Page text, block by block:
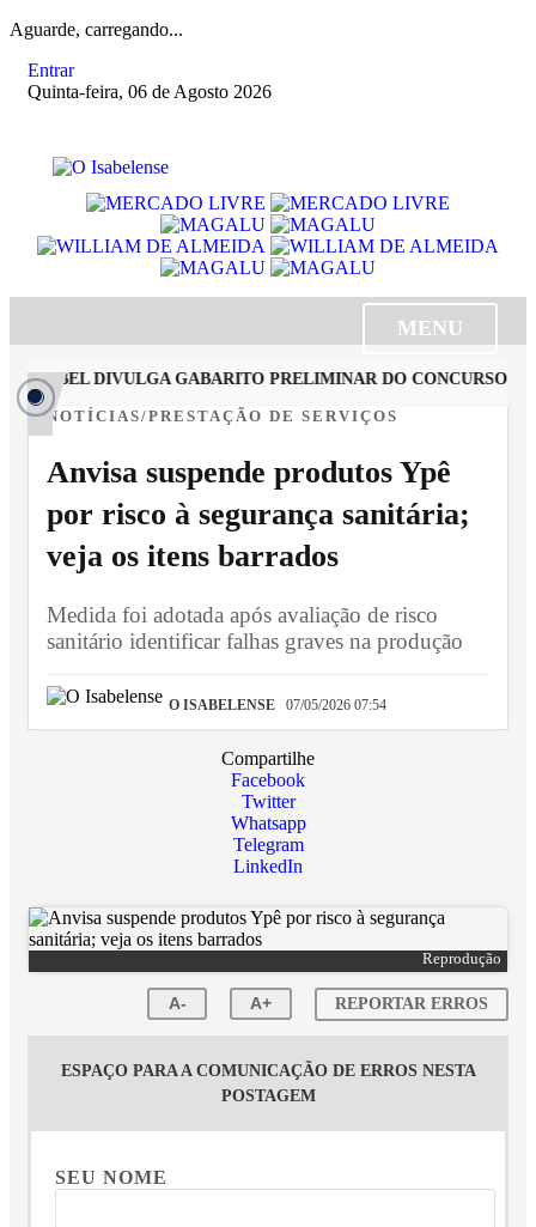
Aguarde, carregando...
Entrar
Quinta-feira, 06 de Agosto 2026
MENU
DIVULGA GABARITO PRELIMINAR DO CONCURSO
NOTÍCIAS/PRESTAÇÃO DE SERVIÇOS
Anvisa suspende produtos Ypê
por risco à segurança sanitária;
veja os itens barrados
Medida foi adotada após avaliação de risco
sanitário identificar falhas graves na produção
O ISABELENSE 07/05/2026 07:54
Compartilhe
Facebook
Twitter
Whatsapp
Telegram
LinkedIn
Reprodução
A- A+ REPORTAR ERROS
ESPAÇO PARA A COMUNICAÇÃO DE ERROS NESTA
POSTAGEM
SEU NOME